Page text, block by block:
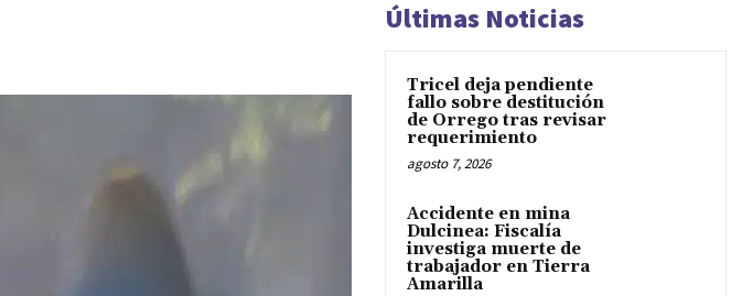
Últimas Noticias
Tricel deja pendiente
fallo sobre destitución
de Orrego tras revisar
requerimiento
agosto 7, 2026
Accidente en mina
Dulcinea: Fiscalía
investiga muerte de
trabajador en Tierra
Amarilla